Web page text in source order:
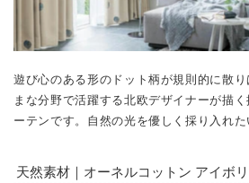
遊び心のある形のドット柄が規則的に散
まな分野で活躍する北欧デザイナーが描
ーテンです。自然の光を優しく採り入れた
天然素材｜オーネルコットン アイボ